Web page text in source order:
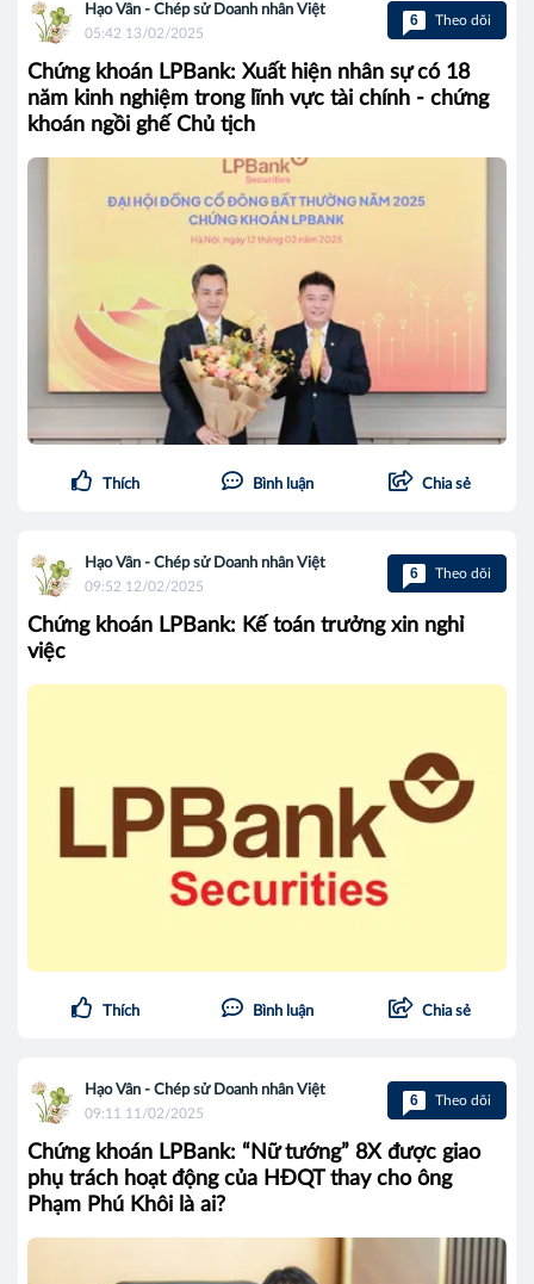
Hạo Vân - Chép sử Doanh nhân Việt
05:42 13/02/2025
6 Theo dõi
Chứng khoán LPBank: Xuất hiện nhân sự có 18
năm kinh nghiệm trong lĩnh vực tài chính - chứng
khoán ngồi ghế Chủ tịch
Thích Bình luận Chia sẻ
Hạo Vân - Chép sử Doanh nhân Việt
09:52 12/02/2025
6 Theo dõi
Chứng khoán LPBank: Kế toán trưởng xin nghỉ
việc
Thích Bình luận Chia sẻ
Hạo Vân - Chép sử Doanh nhân Việt
09:11 11/02/2025
6 Theo dõi
Chứng khoán LPBank: “Nữ tướng” 8X được giao
phụ trách hoạt động của HĐQT thay cho ông
Phạm Phú Khôi là ai?